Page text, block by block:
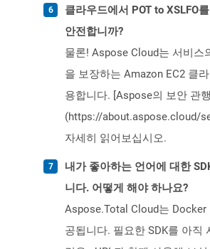
클라우드에서 POT to XSLFO
안전합니까?
물론! Aspose Cloud는 서비스
을 보장하는 Amazon EC2 클
용합니다. [Aspose의 보안 관
(https://about.aspose.cloud/
자세히 읽어보십시오.
내가 좋아하는 언어에 대한
니다. 어떻게 해야 하나요?
Aspose.Total Cloud는 Docker
공됩니다. 필요한 SDK를 아직